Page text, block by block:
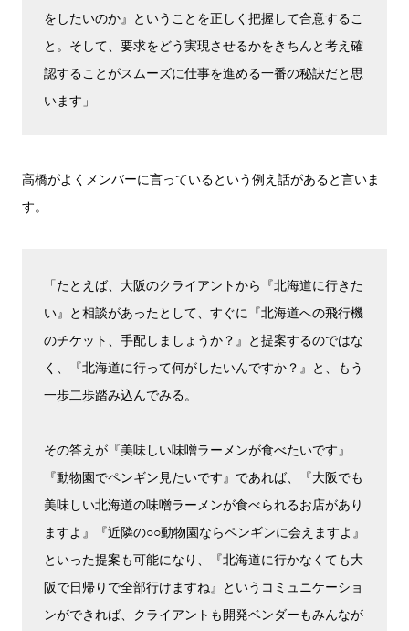
をしたいのか』ということを正しく把握して合意するこ
と。そして、要求をどう実現させるかをきちんと考え確
認することがスムーズに仕事を進める一番の秘訣だと思
います」
高橋がよくメンバーに言っているという例え話があると言いま
す。
「たとえば、大阪のクライアントから『北海道に行きた
い』と相談があったとして、すぐに『北海道への飛行機
のチケット、手配しましょうか？』と提案するのではな
く、『北海道に行って何がしたいんですか？』と、もう
一歩二歩踏み込んでみる。
その答えが『美味しい味噌ラーメンが食べたいです』
『動物園でペンギン見たいです』であれば、『大阪でも
美味しい北海道の味噌ラーメンが食べられるお店があり
ますよ』『近隣の○○動物園ならペンギンに会えますよ』
といった提案も可能になり、『北海道に行かなくても大
阪で日帰りで全部行けますね』というコミュニケーショ
ンができれば、クライアントも開発ベンダーもみんなが